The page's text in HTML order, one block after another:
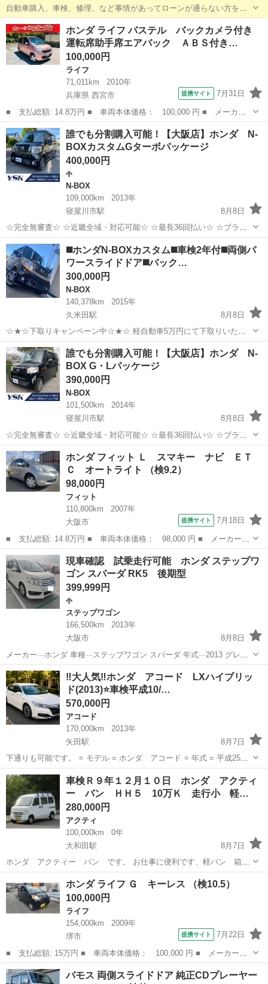
自動車購入、車検、修理、など事情があってローンが通らない方をバ
ックアップいたします。 全車保証付き☆分割での購入もOK！他にも
多数在庫揃えています。 何でもご相談ください☆ 年中無休で休まず
営業！！ ☆ＳＤナビ・ワ...
大阪 寝屋川市 萱島駅 ホンダ
ホンダ ライフ パステル バックカメラ付き
運転席助手席エアバック ＡＢＳ付き…
100,000円
ライフ
71,011km
2010年
兵庫県 西宮市
提携サイト 7月31日
■ 支払総額: 14.8万円 ■ 車両本体価格： 100,000 円 ■ メーカー
名： ホンダ ■ 車種名： ライフ ■ グレード名： パステル バ
ックカメラ付き 運転席助手席エアバック ＡＢＳ付き パワーウイ
ンド キーレ...
兵庫 西宮市 ライフ
誰でも分割購入可能！【大阪店】ホンダ N-
BOXカスタムGターボパッケージ
400,000円
N-BOX
109,000km
2013年
寝屋川市駅
8月8日
☆完全無審査☆ ☆近畿全域・対応可能☆ ☆最長36回払い☆ ☆ブラッ
クOK☆ ☆保証人・保証会社不要☆ ☆頭金・初期費用不要☆ ☆在籍確
認不要☆ ☆収入証明書不要☆ ...
大阪 寝屋川市 寝屋川市駅 N-BOX 車両
◼️ホンダN-BOXカスタム◼️車検2年付◼️両側パ
ワースライドドア◼️バック…
300,000円
N-BOX
140,378km
2015年
久米田駅
8月8日
☆★☆下取りキャンペーン中☆★☆ 軽自動車5万円にて下取りいたし
ます！！！ ●平成26年式 ●ホンダN-BOXカスタム ●ブラック ●140378
キロ ●両側パワースライドドア ●バックモニター ●ETC ●車検新規2年
付...
大阪 岸和田市 久米田駅 N-BOX カスタム
誰でも分割購入可能！【大阪店】ホンダ N-
BOX G・Lパッケージ
390,000円
N-BOX
101,500km
2014年
寝屋川市駅
8月8日
☆完全無審査☆ ☆近畿全域・対応可能☆ ☆最長36回払い☆ ☆ブラッ
クOK☆ ☆保証人・保証会社不要☆ ☆頭金・初期費用不要☆ ☆在籍確
認不要☆ ☆収入証明書不要☆ ...
大阪 寝屋川市 寝屋川市駅 車両
ホンダ フィット Ｌ スマキー ナビ ＥＴ
Ｃ オートライト （検9.2）
98,000円
フィット
110,800km
2007年
大阪市
提携サイト 7月18日
■ 支払総額: 14.8万円 ■ 車両本体価格： 98,000 円 ■ メーカー
名： ホンダ ■ 車種名： フィット ■ グレード名： Ｌ スマキ
ー ナビ ＥＴＣ オートライト ■ 排気量： 1300cc ■ ドア枚
数： ...
大阪 大阪市 フィット
現車確認 試乗走行可能 ホンダ ステップワ
ゴン スパーダ RK5 後期型
399,999円
ステップワゴン
166,500km
2013年
大阪市
8月8日
メーカー···ホンダ 車種···ステップワゴン スパーダ 年式···2013 グレー
ド···Z 型式···RK5 色···白 走行距離···166500km 修復歴···修復歴なし 車
検…2027年8月 ボ...
大阪 大阪市 ステップワゴン スパーダ
‼️大人気‼️ホンダ アコード LXハイブリッ
ド(2013)⭐️車検平成10/…
570,000円
アコード
170,000km
2013年
矢田駅
8月7日
下通りも可能です。 ⭐️ モデル = ホンダ アコード ⭐️ 年式 = 平成25
(2013) ⭐グレード= ハイブリッド LX ⭐️ 2WD ⭐️ 車検 =2028/8 ⭐️ 底走
行距離 = 170,000 km ⭐️ ✅...
大阪 大阪市 矢田駅 アコード ハイブリッド
車検Ｒ９年１２月１０日 ホンダ アクティ
ー バン ＨＨ５ 10万Ｋ 走行小 軽…
280,000円
アクティ
100,000km
0年
大和田駅
8月7日
ホンダ アクティー バン です。 お仕事に便利です、軽バン 箱バ
ンなので大量の荷物が積めます。 軽配達、運搬などの仕事用にも最適
で便利です。 ここ数年2〜3倍まで高騰している軽バンですが、数年
前...
大和田駅 アクティ
ホンダ ライフ Ｇ キーレス （検10.5）
100,000円
ライフ
154,000km
2009年
堺市
提携サイト 7月22日
■ 支払総額: 15万円 ■ 車両本体価格： 100,000 円 ■ メーカー
名： ホンダ ■ 車種名： ライフ ■ グレード名： Ｇ キーレス
■ 排気量： 660cc ■ ドア枚数： 5D ■ ミッション： AT4速 ...
大阪 堺市 ライフ
バモス 両側スライドドア 純正CDプレーヤー